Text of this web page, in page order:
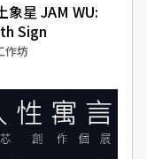
象星 JAM WU:
Sign
作坊